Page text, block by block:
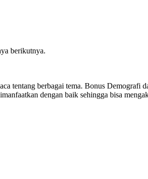
berikutnya.
tentang berbagai tema. Bonus
dengan baik sehingga bisa